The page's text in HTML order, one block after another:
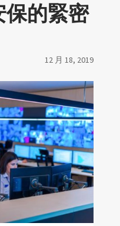
的緊密
12 月 18, 2019